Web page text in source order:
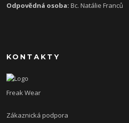
Odpovědná osoba:Bc. Natálie Franců
KONTAKTY
Freak Wear
Zákaznická podpora